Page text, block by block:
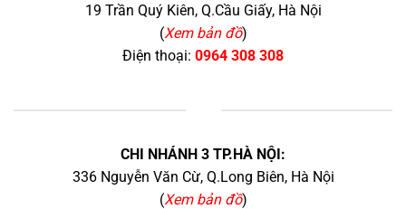
19 Trần Quý Kiên, Q.Cầu Giấy, Hà Nội
(Xem bản đồ)
Điện thoại: 0964 308 308
CHI NHÁNH 3 TP.HÀ NỘI:
336 Nguyễn Văn Cừ, Q.Long Biên, Hà Nội
(Xem bản đồ)